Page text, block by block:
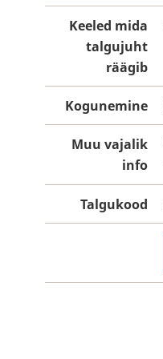
Keeled mida
talgujuht
räägib
Kogunemine
Muu vajalik
info
Talgukood